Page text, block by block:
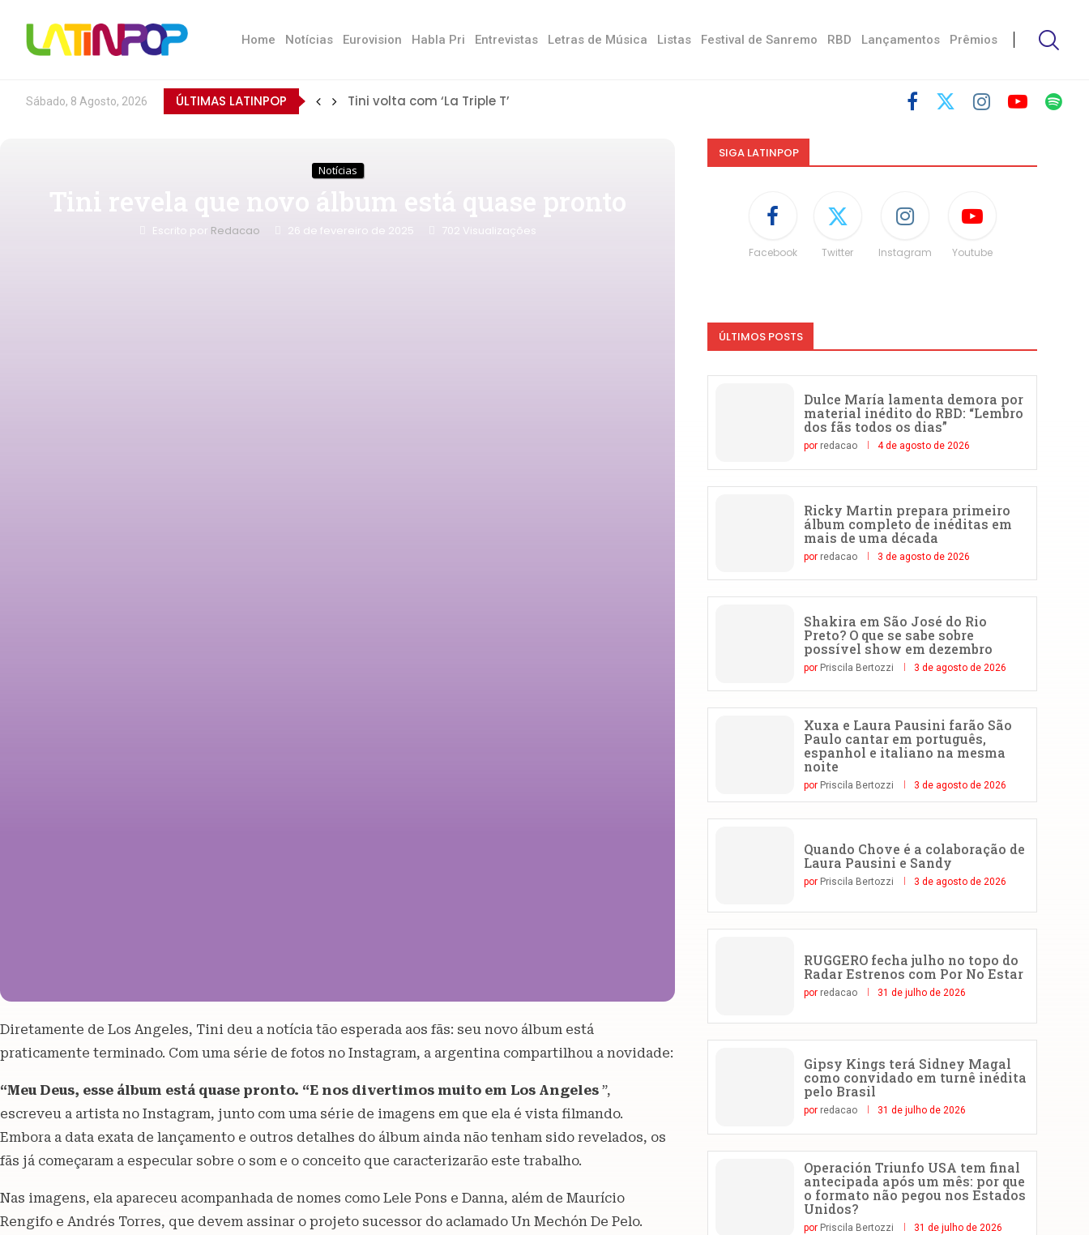
Home Notícias Eurovision Habla Pri Entrevistas Letras de Música Listas Festival de Sanremo RBD Lançamentos Prêmios
Sábado, 8 Agosto, 2026 ÚLTIMAS LATINPOP Tini volta com ‘La Triple T’
Notícias
Tini revela que novo álbum está quase pronto
Escrito por Redacao 26 de fevereiro de 2025 702 Visualizações
Diretamente de Los Angeles, Tini deu a notícia tão esperada aos fãs: seu novo álbum está
praticamente terminado. Com uma série de fotos no Instagram, a argentina compartilhou a novidade:
“Meu Deus, esse álbum está quase pronto. “E nos divertimos muito em Los Angeles ”,
escreveu a artista no Instagram, junto com uma série de imagens em que ela é vista filmando.
Embora a data exata de lançamento e outros detalhes do álbum ainda não tenham sido revelados, os
fãs já começaram a especular sobre o som e o conceito que caracterizarão este trabalho.
Nas imagens, ela apareceu acompanhada de nomes como Lele Pons e Danna, além de Maurício
Rengifo e Andrés Torres, que devem assinar o projeto sucessor do aclamado Un Mechón De Pelo.
SIGA LATINPOP
Facebook Twitter Instagram Youtube
ÚLTIMOS POSTS
Dulce María lamenta demora por
material inédito do RBD: “Lembro
dos fãs todos os dias”
por redacao 4 de agosto de 2026
Ricky Martin prepara primeiro
álbum completo de inéditas em
mais de uma década
por redacao 3 de agosto de 2026
Shakira em São José do Rio
Preto? O que se sabe sobre
possível show em dezembro
por Priscila Bertozzi 3 de agosto de 2026
Xuxa e Laura Pausini farão São
Paulo cantar em português,
espanhol e italiano na mesma
noite
por Priscila Bertozzi 3 de agosto de 2026
Quando Chove é a colaboração de
Laura Pausini e Sandy
por Priscila Bertozzi 3 de agosto de 2026
RUGGERO fecha julho no topo do
Radar Estrenos com Por No Estar
por redacao 31 de julho de 2026
Gipsy Kings terá Sidney Magal
como convidado em turnê inédita
pelo Brasil
por redacao 31 de julho de 2026
Operación Triunfo USA tem final
antecipada após um mês: por que
o formato não pegou nos Estados
Unidos?
por Priscila Bertozzi 31 de julho de 2026